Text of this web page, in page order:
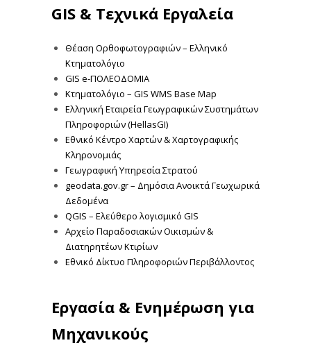
GIS & Τεχνικά Εργαλεία
Θέαση Ορθοφωτογραφιών – Ελληνικό
Κτηματολόγιο
GIS e-ΠΟΛΕΟΔΟΜΙΑ
Κτηματολόγιο – GIS WMS Base Map
Ελληνική Εταιρεία Γεωγραφικών Συστημάτων
Πληροφοριών (HellasGI)
Εθνικό Κέντρο Χαρτών & Χαρτογραφικής
Κληρονομιάς
Γεωγραφική Υπηρεσία Στρατού
geodata.gov.gr – Δημόσια Ανοικτά Γεωχωρικά
Δεδομένα
QGIS – Ελεύθερο λογισμικό GIS
Αρχείο Παραδοσιακών Οικισμών &
Διατηρητέων Κτιρίων
Εθνικό Δίκτυο Πληροφοριών Περιβάλλοντος
Εργασία & Ενημέρωση για
Μηχανικούς